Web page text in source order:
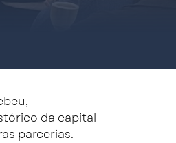
da capital
parcerias.